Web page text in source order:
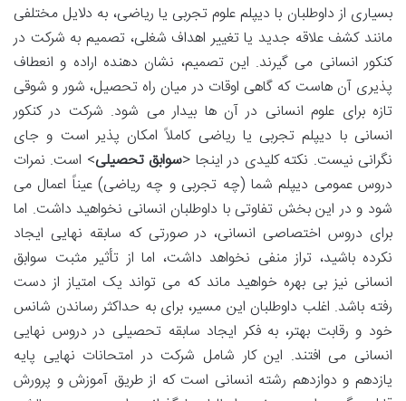
بسیاری از داوطلبان با دیپلم علوم تجربی یا ریاضی، به دلایل مختلفی
مانند کشف علاقه جدید یا تغییر اهداف شغلی، تصمیم به شرکت در
کنکور انسانی می گیرند. این تصمیم، نشان دهنده اراده و انعطاف
پذیری آن هاست که گاهی اوقات در میان راه تحصیل، شور و شوقی
تازه برای علوم انسانی در آن ها بیدار می شود. شرکت در کنکور
انسانی با دیپلم تجربی یا ریاضی کاملاً امکان پذیر است و جای
نگرانی نیست. نکته کلیدی در اینجا <سوابق تحصیلی> است. نمرات
دروس عمومی دیپلم شما (چه تجربی و چه ریاضی) عیناً اعمال می
شود و در این بخش تفاوتی با داوطلبان انسانی نخواهید داشت. اما
برای دروس اختصاصی انسانی، در صورتی که سابقه نهایی ایجاد
نکرده باشید، تراز منفی نخواهد داشت، اما از تأثیر مثبت سوابق
انسانی نیز بی بهره خواهید ماند که می تواند یک امتیاز از دست
رفته باشد. اغلب داوطلبان این مسیر، برای به حداکثر رساندن شانس
خود و رقابت بهتر، به فکر ایجاد سابقه تحصیلی در دروس نهایی
انسانی می افتند. این کار شامل شرکت در امتحانات نهایی پایه
یازدهم و دوازدهم رشته انسانی است که از طریق آموزش و پرورش